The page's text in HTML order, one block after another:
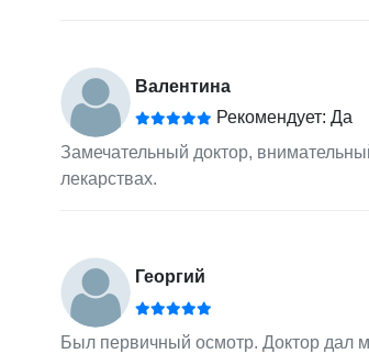
Валентина
Рекомендует: Да
Замечательный доктор,
лекарствах.
Георгий
Был первичный осмотр. Доктор дал